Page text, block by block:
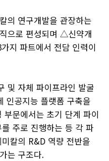
의 연구개발을 관장하는
으로 편성되며 △신약개
지 파트에서 전담 인력이
및 자체 파이프라인 발굴
인공지능 플랫폼 구축을
부문에서는 초기 단계 파이
주로 진행하는 등 각 파
칼의 R&D 역량 전반을
는 구조다.